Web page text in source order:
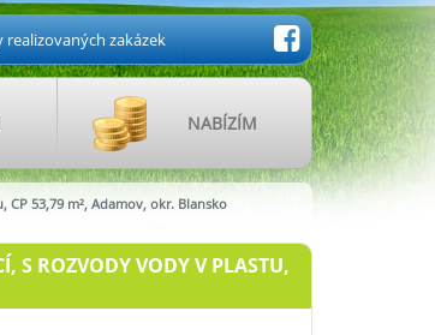
realizovaných zakázek
NABÍZÍM
53,79 m², Adamov, okr. Blansko
S ROZVODY VODY V PLASTU,